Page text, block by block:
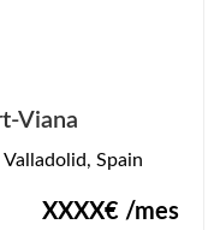
Viana
Spain
XXXX€ /mes